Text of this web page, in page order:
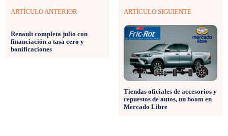
ARTÍCULO ANTERIOR
Renault completa julio con
financiación a tasa cero y
bonificaciones
ARTÍCULO SIGUIENTE
Tiendas oficiales de accesorios y
repuestos de autos, un boom en
Mercado Libre